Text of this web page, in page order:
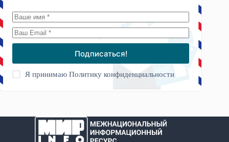
Подписаться!
Я принимаюПолитику конфиденциальности